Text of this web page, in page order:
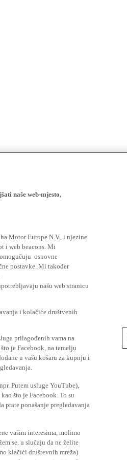
naše web-mjesto,
Motor Europe N.V., i njezine
i web beacons. Mi
osnovne
postavke. Mi također
našu web stranicu
i kolačiće društvenih
prilagođenih vama na
je Facebook, na temelju
u vašu košaru za kupnju i
Putem usluge YouTube),
što je Facebook. To su
prate ponašanje pregledavanja
vašim interesima, molimo
se. u slučaju da ne želite
klačići društevnih mreža)